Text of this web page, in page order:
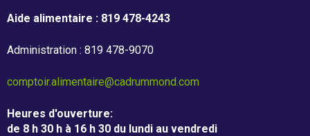
Objets promotionnels
Tirage en Entreprises
Aide alimentaire : 819 478-4243
Administration : 819 478-9070
comptoir.alimentaire@cadrummond.com
Heures d'ouverture:
de 8 h 30 h à 16 h 30 du lundi au vendredi